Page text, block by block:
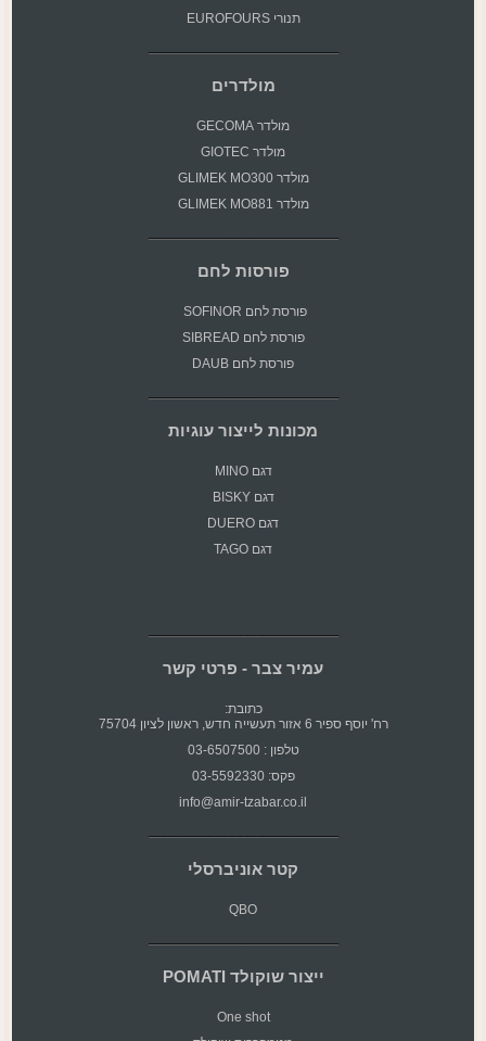
תנורי EUROFOURS
מולדרים
מולדר GECOMA
מולדר GIOTEC
מולדר GLIMEK MO300
מולדר GLIMEK MO881
פורסות לחם
פורסת לחם SOFINOR
פורסת לחם SIBREAD
פורסת לחם DAUB
מכונות לייצור עוגיות
דגם MINO
דגם BISKY
דגם DUERO
דגם TAGO
עמיר צבר - פרטי קשר
כתובת:
רח' יוסף ספיר 6 אזור תעשייה חדש, ראשון לציון 75704
טלפון : 03-6507500
פקס: 03-5592330
info@amir-tzabar.co.il
קטר אוניברסלי
QBO
ייצור שוקולד POMATI
One shot